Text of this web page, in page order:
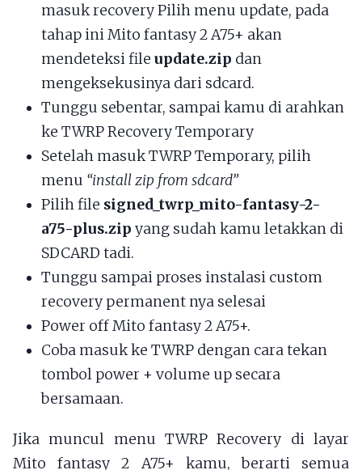
masuk recovery Pilih menu update, pada
tahap ini Mito fantasy 2 A75+ akan
mendeteksi fileupdate.zip dan
mengeksekusinya dari sdcard.
Tunggu sebentar, sampai kamu di arahkan
ke TWRP Recovery Temporary
Setelah masuk TWRP Temporary, pilih
menu “install zip from sdcard”
Pilih file signed_twrp_mito-fantasy-2-
a75-plus.zip yang sudah kamu letakkan di
SDCARD tadi.
Tunggu sampai proses instalasi custom
recovery permanent nya selesai
Power off Mito fantasy 2 A75+.
Coba masuk ke TWRP dengan cara tekan
tombol power + volume up secara
bersamaan.
Jika muncul menu TWRP Recovery di layar
Mito fantasy 2 A75+ kamu, berarti semua